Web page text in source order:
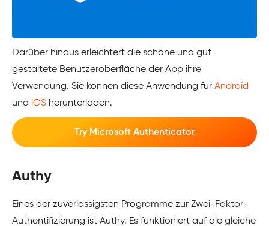
Darüber hinaus erleichtert die schöne und gut
gestaltete Benutzeroberfläche der App ihre
Verwendung. Sie können diese Anwendung für Android
und iOS herunterladen.
Try Microsoft Authenticator
Authy
Eines der zuverlässigsten Programme zur Zwei-Faktor-
Authentifizierung ist Authy. Es funktioniert auf die gleiche